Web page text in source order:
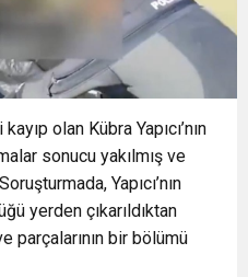
FARKI
olan Kübra Yapıcı’nın
sonucu yakılmış ve
Yapıcı’nın
yerden çıkarıldıktan
parçalarının bir bölümü